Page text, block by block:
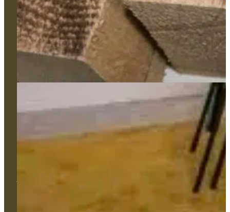
Couleurs
Formation
Appui technique et gestion de projet
L'Atelier
Réalisations
Contact
106, avenue Pasteur 49100 Angers
contact@comtess.fr
Tous droits réservés. © 2024 Comtess | Création Agence Web
Enjin à Cholet | Mentions légales | Confidentialité | Cookies